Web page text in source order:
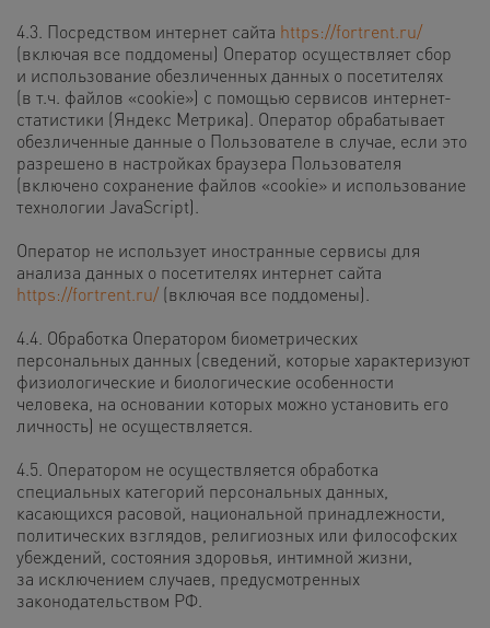
4.3. Посредством интернет сайта https://fortrent.ru/
(включая все поддомены) Оператор осуществляет сбор
и использование обезличенных данных о посетителях
(в т.ч. файлов «cookie») с помощью сервисов интернет-
статистики (Яндекс Метрика). Оператор обрабатывает
обезличенные данные о Пользователе в случае, если это
разрешено в настройках браузера Пользователя
(включено сохранение файлов «cookie» и использование
технологии JavaScript).
Оператор не использует иностранные сервисы для
анализа данных о посетителях интернет сайта
https://fortrent.ru/(включая все поддомены).
4.4. Обработка Оператором биометрических
персональных данных (сведений, которые характеризуют
физиологические и биологические особенности
человека, на основании которых можно установить его
личность) не осуществляется.
4.5. Оператором не осуществляется обработка
специальных категорий персональных данных,
касающихся расовой, национальной принадлежности,
политических взглядов, религиозных или философских
убеждений, состояния здоровья, интимной жизни,
за исключением случаев, предусмотренных
законодательством РФ.